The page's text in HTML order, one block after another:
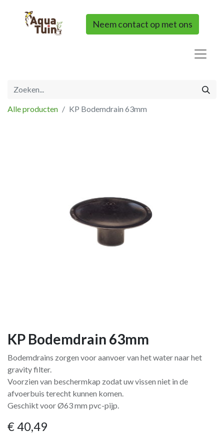
Neem contact op met ons
Alle producten KP Bodemdrain 63mm
KP Bodemdrain 63mm
Bodemdrains zorgen voor aanvoer van het water naar het
gravity filter.
Voorzien van beschermkap zodat uw vissen niet in de
afvoerbuis terecht kunnen komen.
Geschikt voor Ø63 mm pvc-pijp.
€40,49